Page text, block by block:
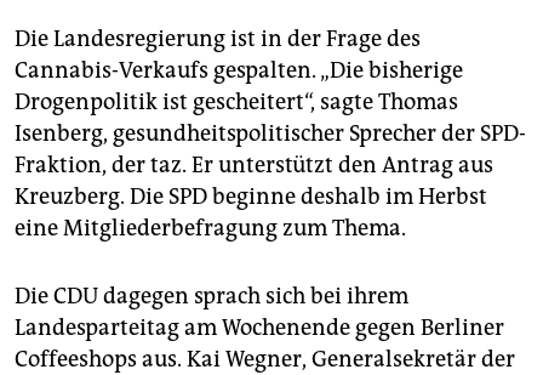
Die Landesregierung ist in der Frage des
Cannabis-Verkaufs gespalten. „Die bisherige
Drogenpolitik ist gescheitert“, sagte Thomas
Isenberg, gesundheitspolitischer Sprecher der SPD-
Fraktion, der taz. Er unterstützt den Antrag aus
Kreuzberg. Die SPD beginne deshalb im Herbst
eine Mitgliederbefragung zum Thema.
Die CDU dagegen sprach sich bei ihrem
Landesparteitag am Wochenende gegen Berliner
Coffeeshops aus. Kai Wegner, Generalsekretär der